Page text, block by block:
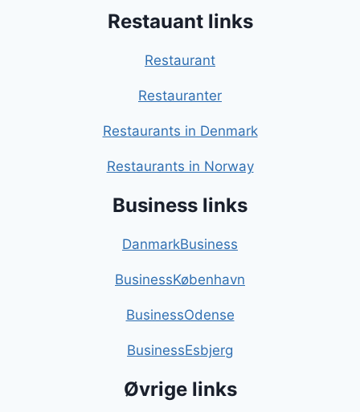
Restauant links
Restaurant
Restauranter
Restaurants in Denmark
Restaurants in Norway
Business links
DanmarkBusiness
BusinessKøbenhavn
BusinessOdense
BusinessEsbjerg
Øvrige links